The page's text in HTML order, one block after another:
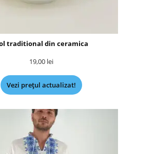
traditional din ceramica
19,00 lei
Vezi prețul actualizat!